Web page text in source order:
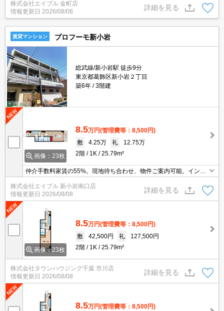
株式会社エイブル 金町店
情報更新日 2026/08/08
詳細を見る
賃貸マンション プロフーモ新小岩
総武線/新小岩駅 徒歩9分
東京都葛飾区新小岩２丁目
築6年
3階建
画像：23枚
8.5万円(管理費等：8,500円)
敷
4.25万 礼
12.75万
2階
1K 25.79m²
仲介手数料家賃の55%。現地待ち合わせ、物件ご案内可能。インタ
ーネット接続料無料。追い焚き機能付きバス。エントランスオート
ロック。エントランスオートロック。新生活のスタートはここか
ら。
株式会社エイブル 新小岩南口店
情報更新日 2026/08/08
詳細を見る
画像：23枚
8.5万円(管理費等：8,500円)
敷
42,500円 礼
127,500円
2階
1K 25.79m²
株式会社タウンハウジング千葉 市川店
情報更新日 2026/08/08
詳細を見る
8.5万円(管理費等：8,500円)